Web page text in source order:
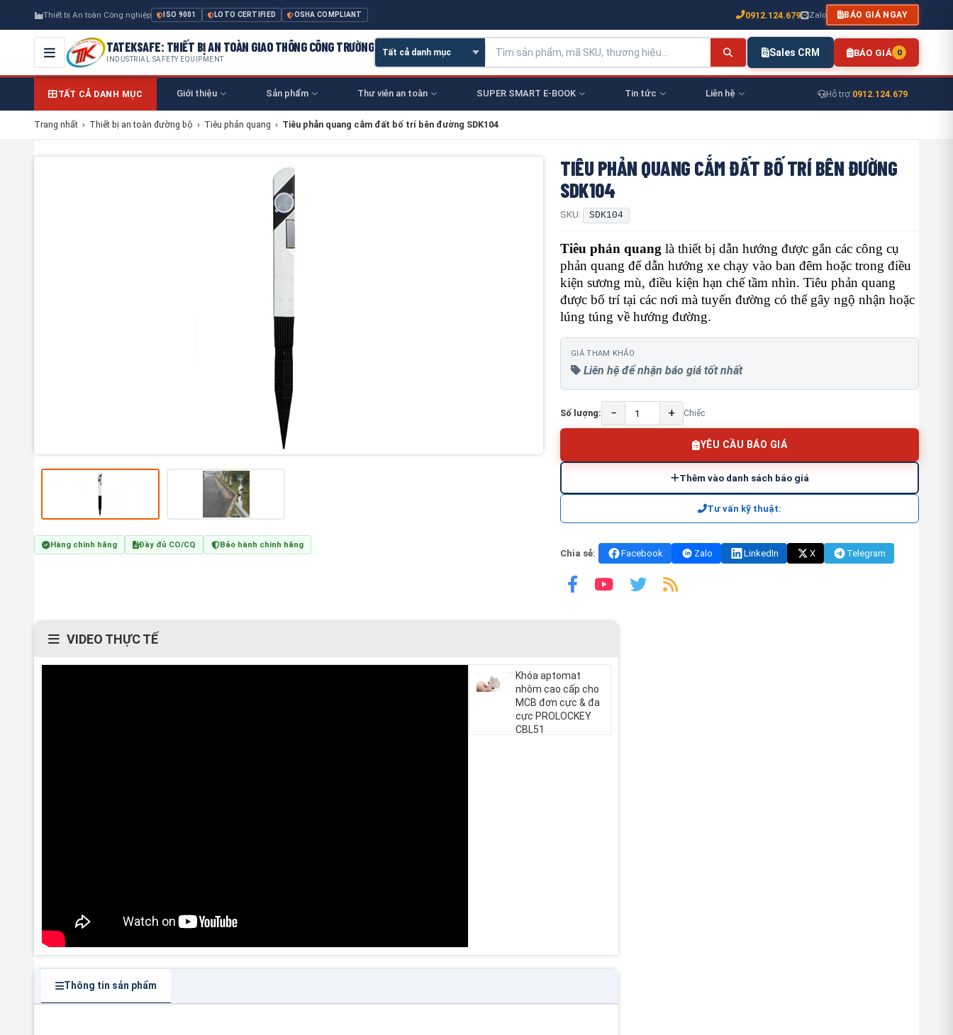
Thiết bị An toàn Công nghiệp ISO 9001 LOTO CERTIFIED OSHA COMPLIANT 0912.124.679 Zalo BÁO GIÁ NGAY
TATEKSAFE: THIẾT BỊ AN TOÀN GIAO THÔNG CÔNG TRƯỜNG
INDUSTRIAL SAFETY EQUIPMENT
Sales CRM BÁO GIÁ 0
TẤT CẢ DANH MỤC Giới thiệu Sản phẩm Thư viên an toàn SUPER SMART E-BOOK Tin tức Liên hệ Hỗ trợ:0912.124.679
Trang nhất › Thiết bị an toàn đường bộ › Tiêu phản quang › Tiêu phản quang cắm đất bố trí bên đường SDK104
Hàng chính hãng Đầy đủ CO/CQ Bảo hành chính hãng
TIÊU PHẢN QUANG CẮM ĐẤT BỐ TRÍ BÊN ĐƯỜNG
SDK104
SKU: SDK104
Tiêu phản quang là thiết bị dẫn hướng được gắn các công cụ
phản quang để dẫn hướng xe chạy vào ban đêm hoặc trong điều
kiện sương mù, điều kiện hạn chế tầm nhìn. Tiêu phản quang
được bố trí tại các nơi mà tuyến đường có thể gây ngộ nhận hoặc
lúng túng về hướng đường.
GIÁ THAM KHẢO
Liên hệ để nhận báo giá tốt nhất
Số lượng: − + Chiếc
YÊU CẦU BÁO GIÁ
Thêm vào danh sách báo giá
Tư vấn kỹ thuật:
Chia sẻ: Facebook Zalo LinkedIn X Telegram
VIDEO THỰC TẾ
Khóa aptomat
nhôm cao cấp cho
MCB đơn cực & đa
cực PROLOCKEY
CBL51
Thông tin sản phẩm